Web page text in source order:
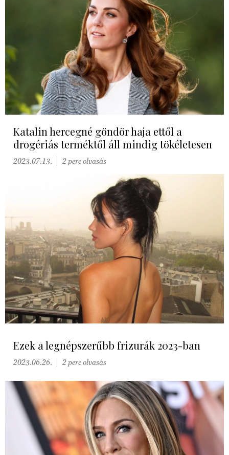
Katalin hercegné göndör haja ettől a
drogériás terméktől áll mindig tökéletesen
2023.07.13. 2 perc olvasás
Ezek a legnépszerűbb frizurák 2023-ban
2023.06.26. 2 perc olvasás